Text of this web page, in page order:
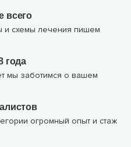
всего
и схемы лечения пишем
года
мы заботимся о вашем
огромный опыт и стаж